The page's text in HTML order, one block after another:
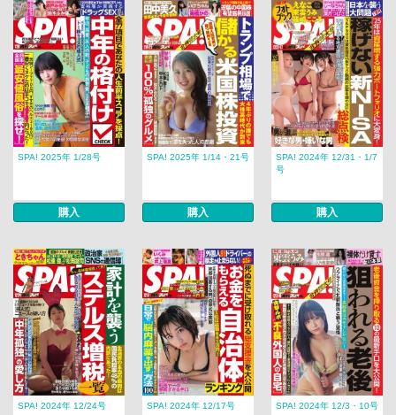
SPA! 2025年 1/28号
購入
SPA! 2025年 1/14・21号
購入
SPA! 2024年 12/31・1/7
号
購入
SPA! 2024年 12/24号 SPA! 2024年 12/17号 SPA! 2024年 12/3・10号